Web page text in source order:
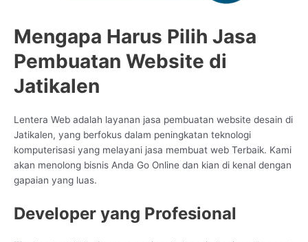
Mengapa Harus Pilih Jasa
Pembuatan Website di
Jatikalen
Lentera Web adalah layanan jasa pembuatan website desain di
Jatikalen, yang berfokus dalam peningkatan teknologi
komputerisasi yang melayani jasa membuat web Terbaik. Kami
akan menolong bisnis Anda Go Online dan kian di kenal dengan
gapaian yang luas.
Developer yang Profesional